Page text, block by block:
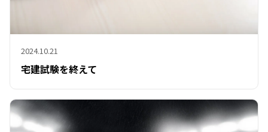
2024.10.21
宅建試験を終えて